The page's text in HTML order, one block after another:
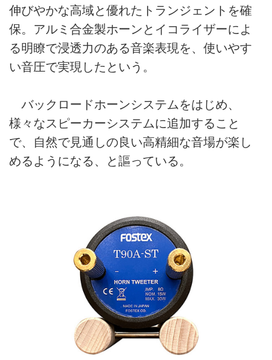
伸びやかな高域と優れたトランジェントを確
保。アルミ合金製ホーンとイコライザーによ
る明瞭で浸透力のある音楽表現を、使いやす
い音圧で実現したという。
バックロードホーンシステムをはじめ、
様々なスピーカーシステムに追加すること
で、自然で見通しの良い高精細な音場が楽し
めるようになる、と謳っている。